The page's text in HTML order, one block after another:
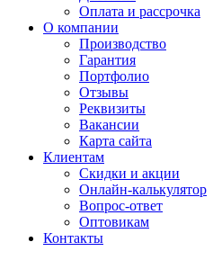
Оплата и рассрочка
О компании
Производство
Гарантия
Портфолио
Отзывы
Реквизиты
Вакансии
Карта сайта
Клиентам
Скидки и акции
Онлайн-калькулятор
Вопрос-ответ
Оптовикам
Контакты